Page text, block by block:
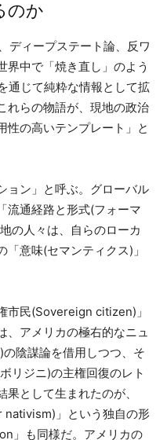
のか
ィープステート論、反ワ
中で「焼き直し」のよう
通じて純粋な情報として拡
れらの物語が、現地の政治
性の高いテンプレート」と
ョン」と呼ぶ。グローバル
流通経路と形式(フォーマ
の人々は、自らのローカ
意味(セマンティクス)」
市民(Sovereign citizen)」
、アメリカの極右的なニュ
陰謀論を借用しつつ、そ
リジニ)の主権回復のレト
として生まれたのが、
nativism)」という独自の形
」も同様だ。アメリカの